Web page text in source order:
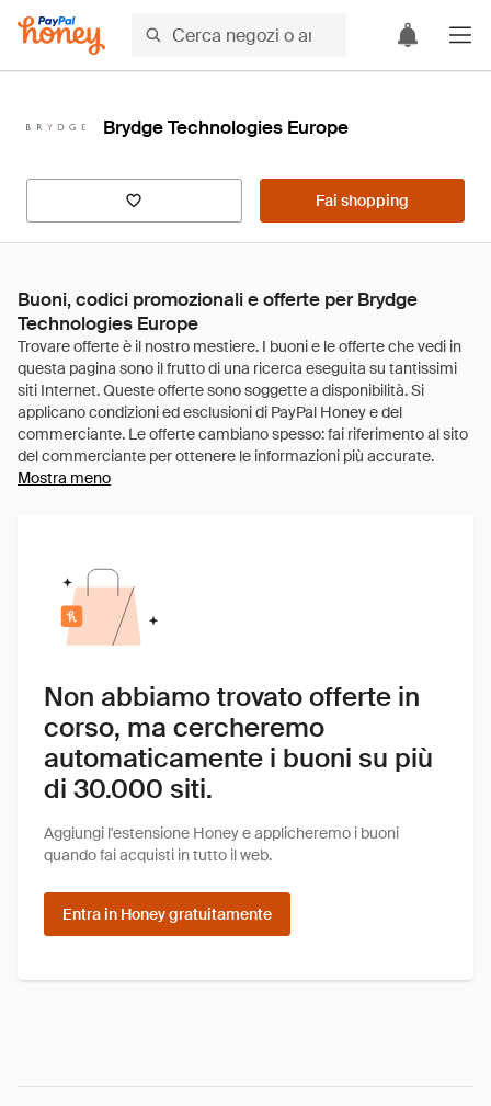
Brydge Technologies Europe
Fai shopping
Buoni, codici promozionali e offerte per Brydge
Technologies Europe
Mostra meno
Non abbiamo trovato offerte in
corso, ma cercheremo
automaticamente i buoni su più
di 30.000 siti.
Aggiungi l'estensione Honey e applicheremo i buoni
quando fai acquisti in tutto il web.
Entra in Honey gratuitamente